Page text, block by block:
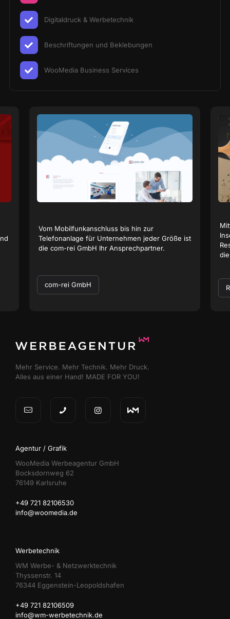
Digitaldruck & Werbetechnik
Beschriftungen und Beklebungen
WooMedia Business Services
Vom Mobilfunkanschluss bis hin zur
Telefonanlage für Unternehmen jeder Größe ist
die com-rei GmbH Ihr Ansprechpartner.
com-rei GmbH
Mehr Service. Mehr Technik. Mehr Druck.
Alles aus einer Hand! MADE FOR YOU!
Agentur / Grafik
WooMedia Werbeagentur GmbH
Bocksdornweg 62
76149 Karlsruhe
+49 721 82106530
info@woomedia.de
Werbetechnik
WM Werbe- & Netzwerktechnik
Thyssenstr. 14
76344 Eggenstein-Leopoldshafen
+49 721 82106509
info@wm-werbetechnik.de